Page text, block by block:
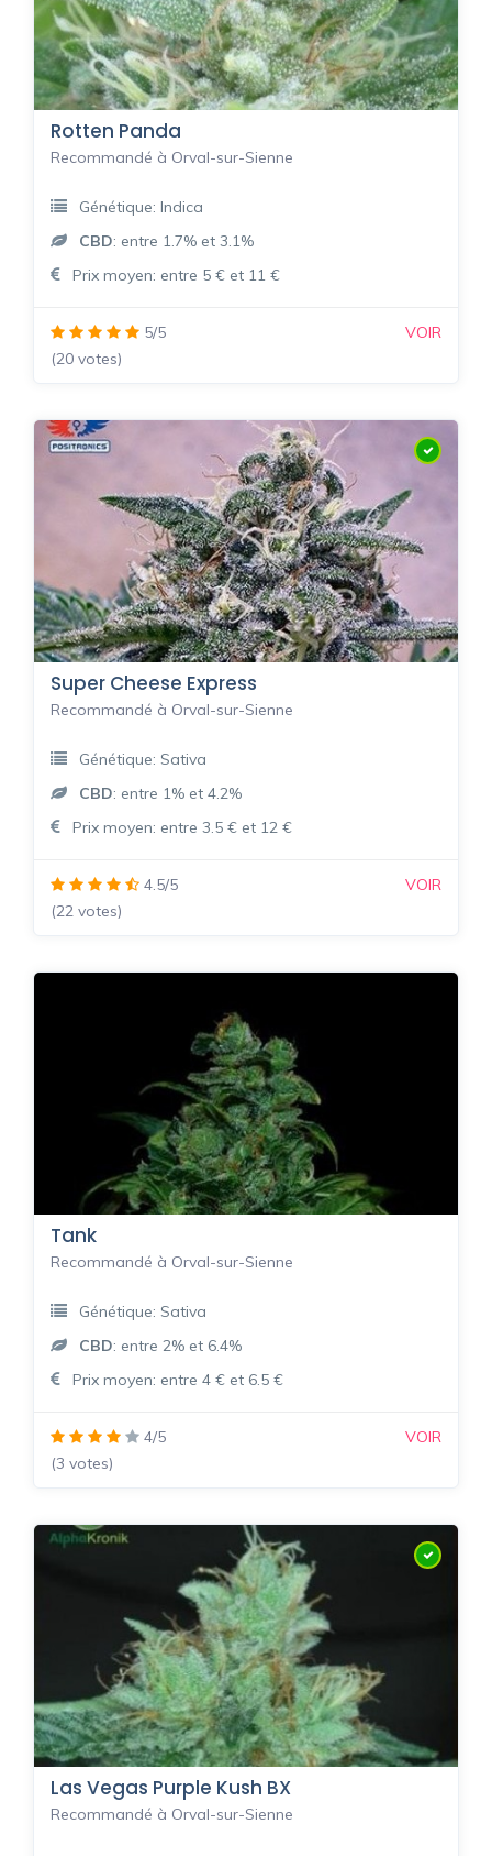
Rotten Panda
Recommandé à Orval-sur-Sienne
Génétique: Indica
CBD: entre 1.7% et 3.1%
Prix moyen: entre 5 € et 11 €
5/5
(20 votes)
VOIR
Super Cheese Express
Recommandé à Orval-sur-Sienne
Génétique: Sativa
CBD: entre 1% et 4.2%
Prix moyen: entre 3.5 € et 12 €
4.5/5
(22 votes)
VOIR
Tank
Recommandé à Orval-sur-Sienne
Génétique: Sativa
CBD: entre 2% et 6.4%
Prix moyen: entre 4 € et 6.5 €
4/5
(3 votes)
VOIR
Las Vegas Purple Kush BX
Recommandé à Orval-sur-Sienne